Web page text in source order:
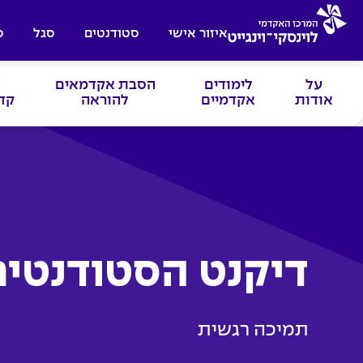
איזור אישי סטודנטים סגל
על
אודות
לימודים
אקדמיים
הסבת אקדמאים
להוראה
דיקנט
תמיכה רגשית